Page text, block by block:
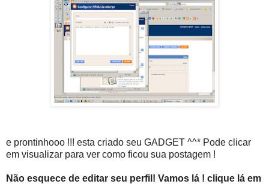
e prontinhooo !!! esta criado seu GADGET ^^* Pode clicar
em visualizar para ver como ficou sua postagem !
Não esquece de editar seu perfil! Vamos lá ! clique lá em